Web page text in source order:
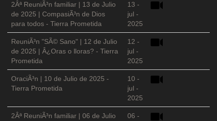
2Âª ReuniÃ³n familiar | 13 de Julio
de 2025 | CompasiÃ³n de Dios
para todos - Tierra Prometida
13 -
jul -
2025
ReuniÃ³n "SÃ© Sano" | 12 de Julio
de 2025 | Â¿Oras o lloras? - Tierra
Prometida
12 -
jul -
2025
OraciÃ³n | 10 de Julio de 2025 -
Tierra Prometida
10 -
jul -
2025
2Âª ReuniÃ³n familiar | 06 de Julio
06 -